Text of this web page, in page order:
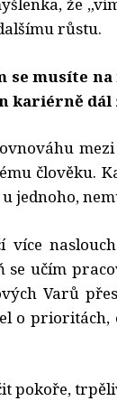
že
růstu.
musíte
kariérně dál
člověku.
jednoho,
učím
Varů
o
pokoře,